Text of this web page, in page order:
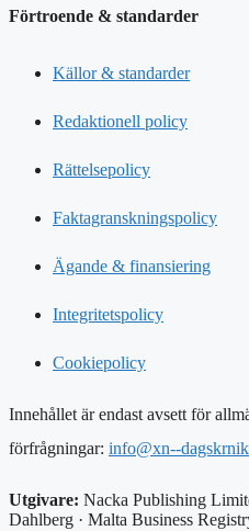
Förtroende & standarder
Källor & standarder
Redaktionell policy
Rättelsepolicy
Faktagranskningspolicy
Ägande & finansiering
Integritetspolicy
Cookiepolicy
Innehållet är endast avsett för
förfrågningar: info@xn--
Utgivare: Nacka Publishing
Dahlberg · Malta Business